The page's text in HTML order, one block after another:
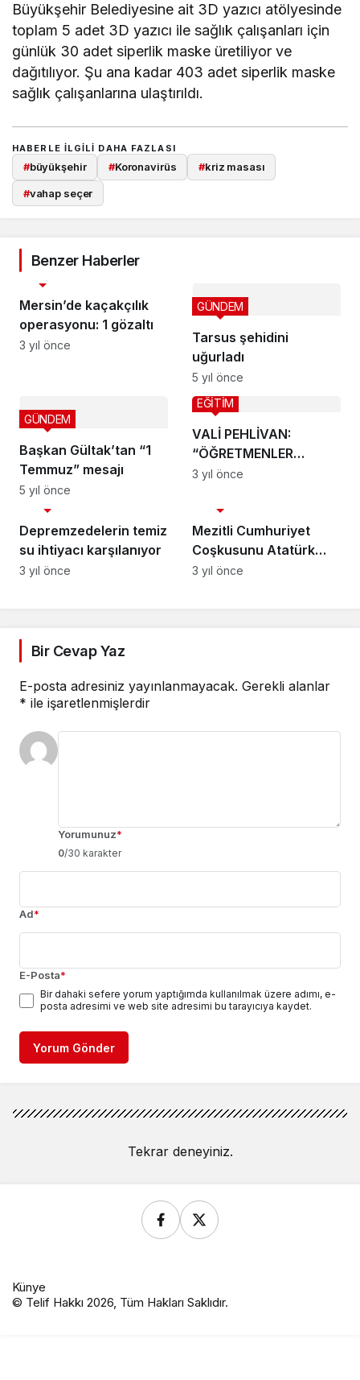
Büyükşehir Belediyesine ait 3D yazıcı atölyesinde
toplam 5 adet 3D yazıcı ile sağlık çalışanları için
günlük 30 adet siperlik maske üretiliyor ve
dağıtılıyor. Şu ana kadar 403 adet siperlik maske
sağlık çalışanlarına ulaştırıldı.
HABERLE ILGILI DAHA FAZLASI
#büyükşehir #Koronavirüs #kriz masası
#vahap seçer
Benzer Haberler
Mersin’de kaçakçılık
operasyonu: 1 gözaltı
3 yıl önce
Tarsus şehidini
uğurladı
GÜNDEM
5 yıl önce
Başkan Gültak’tan “1
Temmuz” mesajı
GÜNDEM
5 yıl önce
VALİ PEHLİVAN:
“ÖĞRETMENLER
GÜNEŞTİR”
EĞİTİM
3 yıl önce
Depremzedelerin temiz
su ihtiyacı karşılanıyor
GÜNDEM
3 yıl önce
Mezitli Cumhuriyet
Coşkusunu Atatürk
Büstü Açarak Yaşadı
3 yıl önce
Bir Cevap Yaz
E-posta adresiniz yayınlanmayacak. Gerekli alanlar
* ile işaretlenmişlerdir
Yorumunuz*
0/30 karakter
Ad*
E-Posta*
Bir dahaki sefere yorum yaptığımda kullanılmak üzere adımı, e-
posta adresimi ve web site adresimi bu tarayıcıya kaydet.
Yorum Gönder
Tekrar deneyiniz.
Künye
© Telif Hakkı 2026, Tüm Hakları Saklıdır.